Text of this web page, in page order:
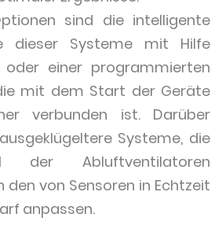
sind die intelligente
dieser Systeme mit Hilfe
oder einer programmierten
mit dem Start der Geräte
verbunden ist. Darüber
Systeme, die
der Abluftventilatoren
von Sensoren in Echtzeit
anpassen.